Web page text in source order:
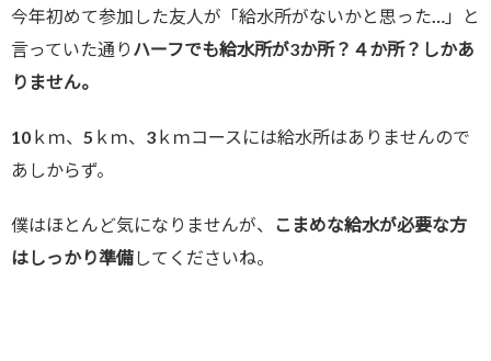
今年初めて参加した友人が「給水所がないかと思った…」と
言っていた通り ハーフでも給水所が3か所？４か所？しかあ
りません。
10ｋｍ、5ｋｍ、3ｋｍコースには給水所はありませんので
あしからず。
僕はほとんど気になりませんが、
こまめな給水が必要な方
はしっかり準備してくださいね。